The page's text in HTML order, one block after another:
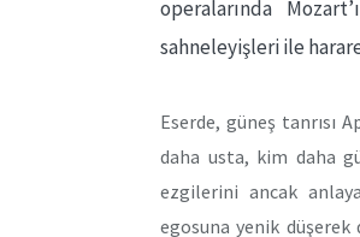
operalarında
sahneleyişleri ile
Eserde, güneş tanrısı
daha usta, kim daha
ezgilerini ancak
egosuna yenik düşerek